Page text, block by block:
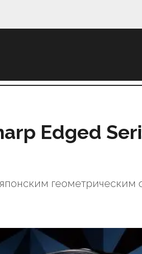
Edged
геометрическим